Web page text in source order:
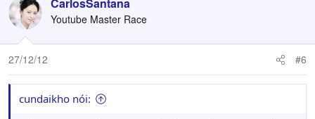
Youtube Master Race
27/12/12 #6
cundaikho nói: